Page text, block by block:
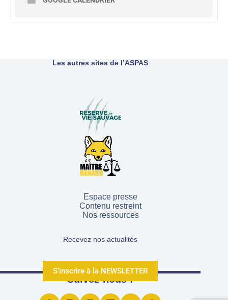
Les autres sites de l’ASPAS
Espace presse
Contenu restreint
Nos ressources
Recevez nos actualités
S'inscrire à la NEWSLETTER
Suivez-nous !